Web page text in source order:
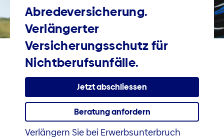
Abredeversicherung.
Verlängerter
Versicherungsschutz für
Nichtberufsunfälle.
Jetzt abschliessen
Beratung anfordern
Verlängern Sie bei Erwerbsunterbruch